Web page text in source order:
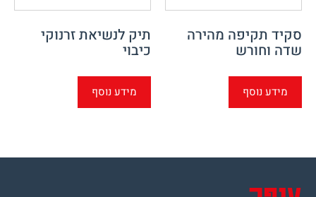
סקיד תקיפה מהירה
שדה וחורש
מידע נוסף
תיק לנשיאת זרנוקי
כיבוי
מידע נוסף